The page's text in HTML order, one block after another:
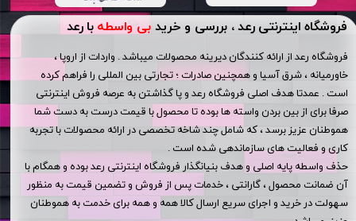
فروشگاه اینترنتی رعد ، بررسی و خرید بی واسطه با رعد
فروشگاه رعد از ارائه کنندگان دیرینه محصولات میباشد . واردات از اروپا ،
خاورمیانه ، شرق آسیا و همچنین صادرات ؛ تجارتی بین المللی را فراهم کرده
است . عمدتا هدف اصلی فروشگاه رعد و پا گذاشتن به عرصه فروش اینترنتی
صرفا برای از بین بردن واسته ها بوده تا محصول با قیمت درست به دست شما
هموطنان عزیز برسد ، که شامل چند شاخه تخصصی در ارائه محصولات با تجربه
کاری و فعالیت های سازماندهی شده است .
حذف واسطه پایه اصلی و هدف بنیانگذار فروشگاه اینترنتی رعد بوده و همگام با
آن ضمانت محصول ، گارانتی ، خدمات پس از فروش و تضمین قیمت به منظور
سهولت در خرید و اجرای سریع ارسال کالا همه و همه برای خدمت به هموطنان